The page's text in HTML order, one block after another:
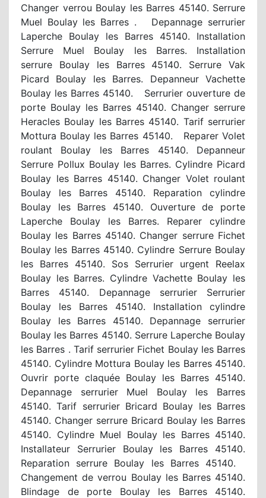
Changer verrou Boulay les Barres 45140. Serrure
Muel Boulay les Barres . Depannage serrurier
Laperche Boulay les Barres 45140. Installation
Serrure Muel Boulay les Barres. Installation
serrure Boulay les Barres 45140. Serrure Vak
Picard Boulay les Barres. Depanneur Vachette
Boulay les Barres 45140. Serrurier ouverture de
porte Boulay les Barres 45140. Changer serrure
Heracles Boulay les Barres 45140. Tarif serrurier
Mottura Boulay les Barres 45140. Reparer Volet
roulant Boulay les Barres 45140. Depanneur
Serrure Pollux Boulay les Barres. Cylindre Picard
Boulay les Barres 45140. Changer Volet roulant
Boulay les Barres 45140. Reparation cylindre
Boulay les Barres 45140. Ouverture de porte
Laperche Boulay les Barres. Reparer cylindre
Boulay les Barres 45140. Changer serrure Fichet
Boulay les Barres 45140. Cylindre Serrure Boulay
les Barres 45140. Sos Serrurier urgent Reelax
Boulay les Barres. Cylindre Vachette Boulay les
Barres 45140. Depannage serrurier Serrurier
Boulay les Barres 45140. Installation cylindre
Boulay les Barres 45140. Depannage serrurier
Boulay les Barres 45140. Serrure Laperche Boulay
les Barres . Tarif serrurier Fichet Boulay les Barres
45140. Cylindre Mottura Boulay les Barres 45140.
Ouvrir porte claquée Boulay les Barres 45140.
Depannage serrurier Muel Boulay les Barres
45140. Tarif serrurier Bricard Boulay les Barres
45140. Changer serrure Bricard Boulay les Barres
45140. Cylindre Muel Boulay les Barres 45140.
Installateur Serrurier Boulay les Barres 45140.
Reparation serrure Boulay les Barres 45140.
Changement de verrou Boulay les Barres 45140.
Blindage de porte Boulay les Barres 45140.